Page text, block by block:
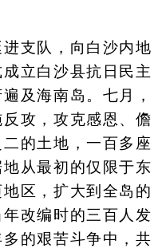
支队，向白沙内地
立白沙县抗日民主
及海南岛。七月，
攻，攻克感恩、儋
的土地，一百多座
从最初的仅限于东
区，扩大到全岛的
改编时的三百人发
的艰苦斗争中，共